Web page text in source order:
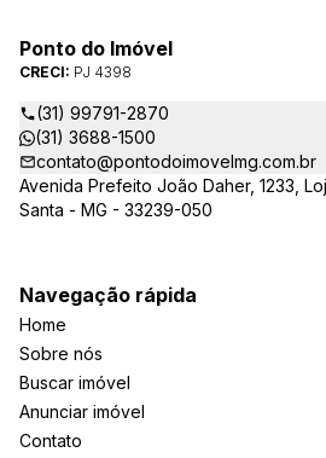
Ponto do Imóvel
CRECI: PJ 4398
(31) 99791-2870
(31) 3688-1500
contato@pontodoimovelmg.com.br
Avenida Prefeito João Daher, 1233,
Santa - MG - 33239-050
Navegação rápida
Home
Sobre nós
Buscar imóvel
Anunciar imóvel
Contato